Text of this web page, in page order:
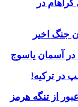
در
جنگ اخیر
آسمان یاسوج
در ترکیه!
از تنگه هرمز